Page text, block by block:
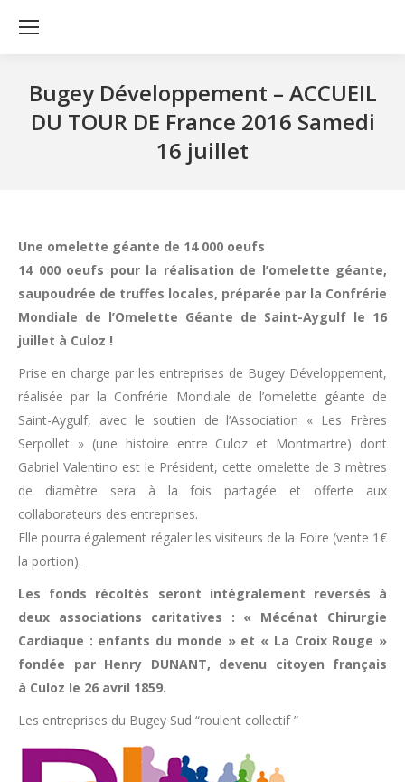
Bugey Développement – ACCUEIL
DU TOUR DE France 2016 Samedi
16 juillet
Une omelette géante de 14 000 oeufs
14 000 oeufs pour la réalisation de l’omelette géante,
saupoudrée de truffes locales, préparée par la Confrérie
Mondiale de l’Omelette Géante de Saint-Aygulf le 16
juillet à Culoz !
Prise en charge par les entreprises de Bugey Développement,
réalisée par la Confrérie Mondiale de l’omelette géante de
Saint-Aygulf, avec le soutien de l’Association « Les Frères
Serpollet » (une histoire entre Culoz et Montmartre) dont
Gabriel Valentino est le Président, cette omelette de 3 mètres
de diamètre sera à la fois partagée et offerte aux
collaborateurs des entreprises.
Elle pourra également régaler les visiteurs de la Foire (vente 1€
la portion).
Les fonds récoltés seront intégralement reversés à
deux associations caritatives : « Mécénat Chirurgie
Cardiaque : enfants du monde » et « La Croix Rouge »
fondée par Henry DUNANT, devenu citoyen français
à Culoz le 26 avril 1859.
Les entreprises du Bugey Sud “roulent collectif ”